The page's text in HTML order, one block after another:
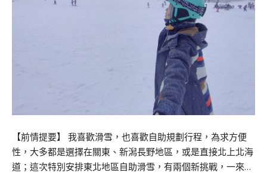
【前情提要】 我喜歡滑雪，也喜歡自助規劃行程，為求方便
性，大多都是選擇在關東、新潟長野地區，或是直接北上北海
道；這次特別安排東北地區自助滑雪，有兩個新挑戰，一來…